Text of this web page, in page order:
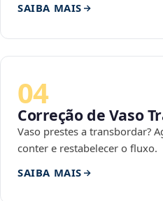
SAIBA MAIS
04
Correção de Vaso
Vaso prestes a transbordar?
conter e restabelecer o fluxo.
SAIBA MAIS